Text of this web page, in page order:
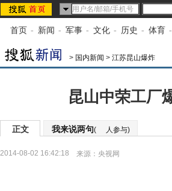
首页 - 新闻 - 军事 - 文化 - 历史 - 体育 -
> 国内新闻 > 江苏昆山爆炸
昆山中荣工厂
正文 我来说两句( 人参与)
2014-08-02 16:42:18 来源： 央视网